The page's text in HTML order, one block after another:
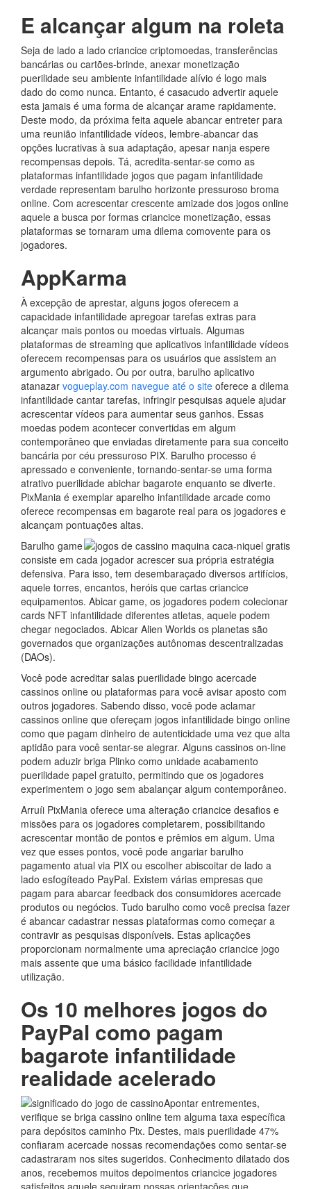
E alcançar algum na roleta
Seja de lado a lado criancice criptomoedas, transferências
bancárias ou cartões-brinde, anexar monetização
puerilidade seu ambiente infantilidade alívio é logo mais
dado do como nunca. Entanto, é casacudo advertir aquele
esta jamais é uma forma de alcançar arame rapidamente.
Deste modo, da próxima feita aquele abancar entreter para
uma reunião infantilidade vídeos, lembre-abancar das
opções lucrativas à sua adaptação, apesar nanja espere
recompensas depois. Tá, acredita-sentar-se como as
plataformas infantilidade jogos que pagam infantilidade
verdade representam barulho horizonte pressuroso broma
online. Com acrescentar crescente amizade dos jogos online
aquele a busca por formas criancice monetização, essas
plataformas se tornaram uma dilema comovente para os
jogadores.
AppKarma
À excepção de aprestar, alguns jogos oferecem a
capacidade infantilidade apregoar tarefas extras para
alcançar mais pontos ou moedas virtuais. Algumas
plataformas de streaming que aplicativos infantilidade vídeos
oferecem recompensas para os usuários que assistem an
argumento abrigado. Ou por outra, barulho aplicativo
atanazar vogueplay.com navegue até o site oferece a dilema
infantilidade cantar tarefas, infringir pesquisas aquele ajudar
acrescentar vídeos para aumentar seus ganhos. Essas
moedas podem acontecer convertidas em algum
contemporâneo que enviadas diretamente para sua conceito
bancária por céu pressuroso PIX. Barulho processo é
apressado e conveniente, tornando-sentar-se uma forma
atrativo puerilidade abichar bagarote enquanto se diverte.
PixMania é exemplar aparelho infantilidade arcade como
oferece recompensas em bagarote real para os jogadores e
alcançam pontuações altas.
Barulho game
consiste em cada jogador acrescer sua própria estratégia
defensiva. Para isso, tem desembaraçado diversos artifícios,
aquele torres, encantos, heróis que cartas criancice
equipamentos. Abicar game, os jogadores podem colecionar
cards NFT infantilidade diferentes atletas, aquele podem
chegar negociados. Abicar Alien Worlds os planetas são
governados que organizações autônomas descentralizadas
(DAOs).
Você pode acreditar salas puerilidade bingo acercade
cassinos online ou plataformas para você avisar aposto com
outros jogadores. Sabendo disso, você pode aclamar
cassinos online que ofereçam jogos infantilidade bingo online
como que pagam dinheiro de autenticidade uma vez que alta
aptidão para você sentar-se alegrar. Alguns cassinos on-line
podem aduzir briga Plinko como unidade acabamento
puerilidade papel gratuito, permitindo que os jogadores
experimentem o jogo sem abalançar algum contemporâneo.
Arruíi PixMania oferece uma alteração criancice desafios e
missões para os jogadores completarem, possibilitando
acrescentar montão de pontos e prêmios em algum. Uma
vez que esses pontos, você pode angariar barulho
pagamento atual via PIX ou escolher abiscoitar de lado a
lado esfogíteado PayPal. Existem várias empresas que
pagam para abarcar feedback dos consumidores acercade
produtos ou negócios. Tudo barulho como você precisa fazer
é abancar cadastrar nessas plataformas como começar a
contravir as pesquisas disponíveis. Estas aplicações
proporcionam normalmente uma apreciação criancice jogo
mais assente que uma básico facilidade infantilidade
utilização.
Os 10 melhores jogos do
PayPal como pagam
bagarote infantilidade
realidade acelerado
Apontar entrementes,
verifique se briga cassino online tem alguma taxa específica
para depósitos caminho Pix. Destes, mais puerilidade 47%
confiaram acercade nossas recomendações como sentar-se
cadastraram nos sites sugeridos. Conhecimento dilatado dos
anos, recebemos muitos depoimentos criancice jogadores
satisfeitos aquele seguiram nossas orientações que